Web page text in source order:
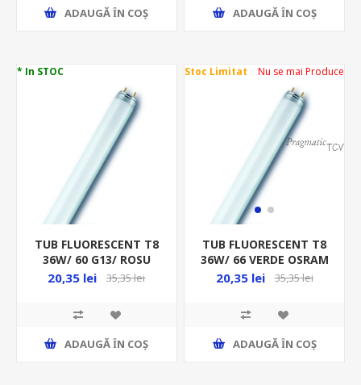
ADAUGĂ ȊN COŞ ADAUGĂ ȊN COŞ
* In STOC
TUB FLUORESCENT T8
36W/ 60 G13/ ROSU
OSRAM
20,35 lei 35,35 lei
ADAUGĂ ȊN COŞ
Stoc Limitat Nu se mai Produce
TUB FLUORESCENT T8
36W/ 66 VERDE OSRAM
20,35 lei 35,35 lei
ADAUGĂ ȊN COŞ